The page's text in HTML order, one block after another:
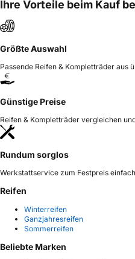
Ihre Vorteile beim Kauf
Größte Auswahl
Passende Reifen & Kompletträder aus
Günstige Preise
Reifen & Kompletträder vergleichen
Rundum sorglos
Werkstattservice zum Festpreis
Reifen
Winterreifen
Ganzjahresreifen
Sommerreifen
Beliebte Marken